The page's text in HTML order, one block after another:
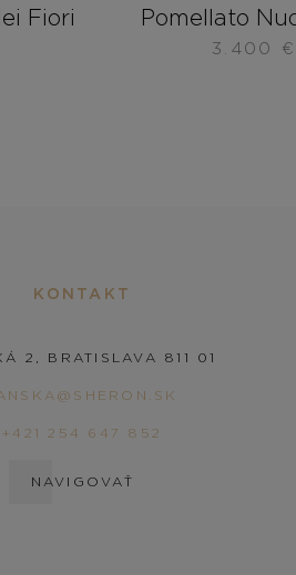
Fiori Pomellato
3.400 €
KONTAKT
2, BRATISLAVA 811 01
+421 254 647 852
NAVIGOVAŤ